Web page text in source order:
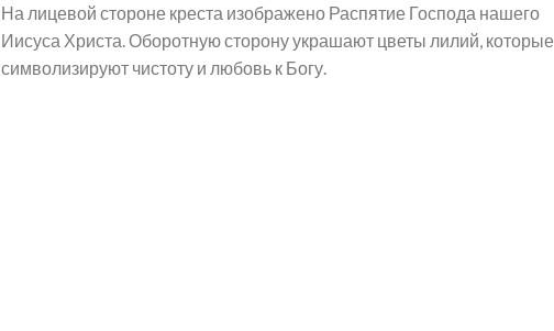
На лицевой стороне креста изображено Распятие Господа нашего
Иисуса Христа. Оборотную сторону украшают цветы лилий, которые
символизируют чистоту и любовь к Богу.